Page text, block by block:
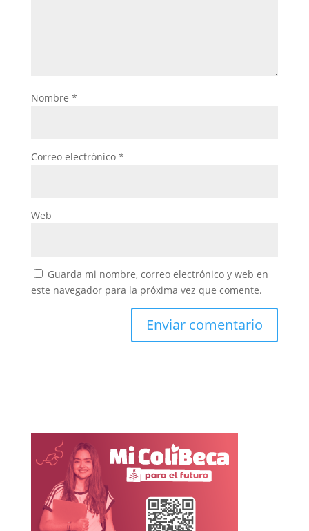
Nombre *
Correo electrónico *
Web
Guarda mi nombre, correo electrónico y web en
este navegador para la próxima vez que comente.